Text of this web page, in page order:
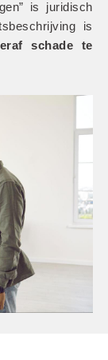
is juridisch
is
schade te